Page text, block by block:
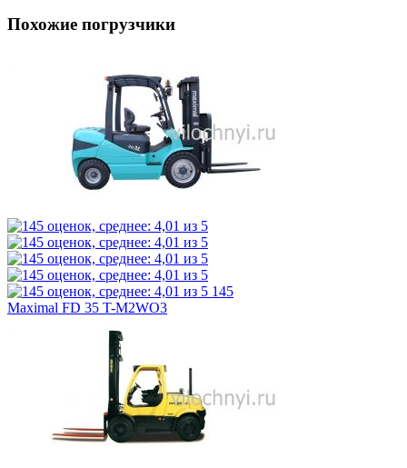
Похожие погрузчики
145
Maximal FD 35 T-M2WO3